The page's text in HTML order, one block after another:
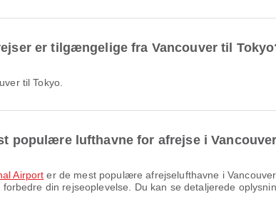
er tilgængelige fra Vancouver til
til Tokyo.
populære lufthavne for afrejse i
Airport er de mest populære afrejselufthavne i
din rejseoplevelse. Du kan se detaljerede